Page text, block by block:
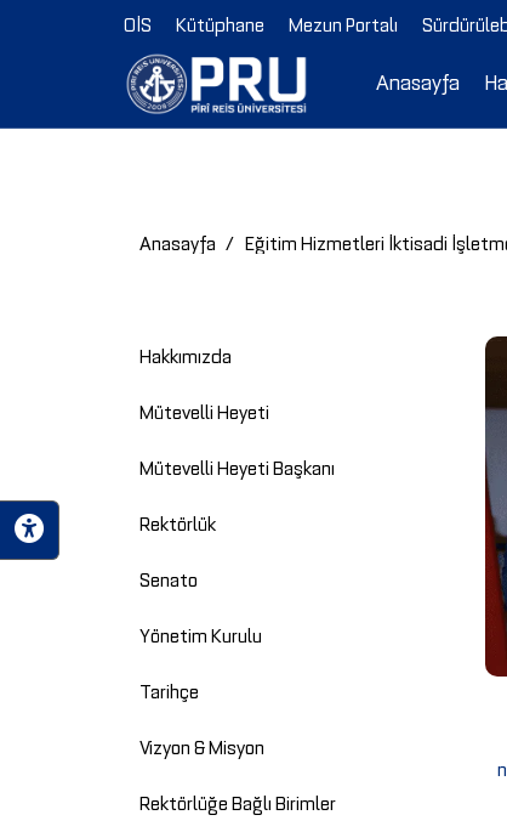
OİS Kütüphane Mezun Portalı
Anasayfa
Anasayfa Eğitim Hizmetleri İktisadi
Hakkımızda
Mütevelli Heyeti
Mütevelli Heyeti Başkanı
Rektörlük
Senato
Yönetim Kurulu
Tarihçe
Vizyon & Misyon
Rektörlüğe Bağlı Birimler